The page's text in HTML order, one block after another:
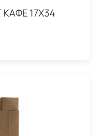
17X34